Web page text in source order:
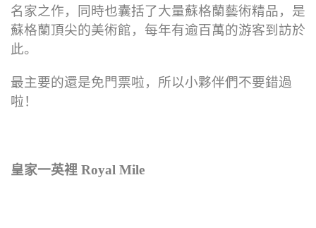
名家之作，同時也囊括了大量蘇格蘭藝術精品，是
蘇格蘭頂尖的美術館，每年有逾百萬的游客到訪於
此。
最主要的還是免門票啦，所以小夥伴們不要錯過
啦！
皇家一英裡 Royal Mile